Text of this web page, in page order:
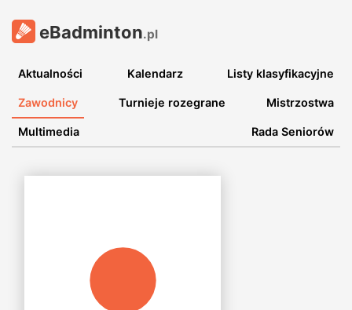
eBadminton.pl
Aktualności Kalendarz Listy klasyfikacyjne
Zawodnicy Turnieje rozegrane Mistrzostwa
Multimedia Rada Seniorów